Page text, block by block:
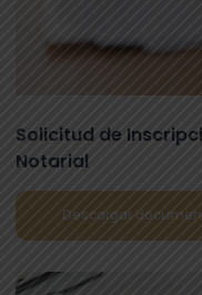
Solicitud de
Notarial
Descargar